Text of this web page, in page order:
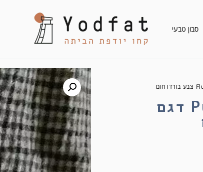
סבון טבעי
גרבי צמר Put On Socks דגם